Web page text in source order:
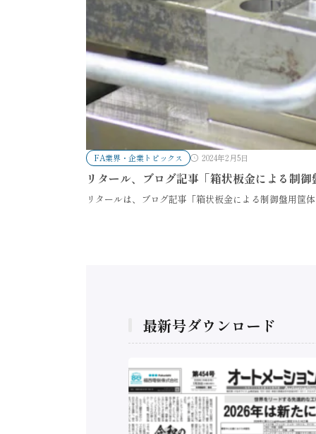
FA業界・企業トピックス 2024年2月5日
リタール、ブログ記事「箱状板金による制
リタールは、ブログ記事「箱状板金による制御盤用
最新号ダウンロード